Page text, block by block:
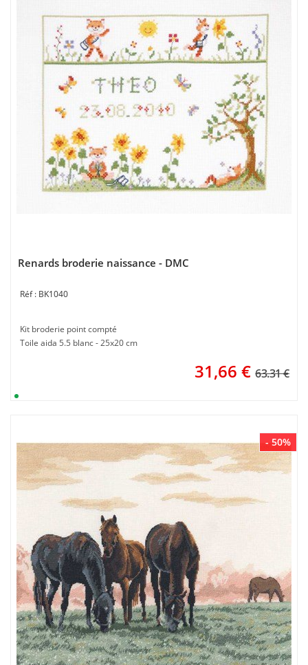
Renards broderie naissance - DMC
BK1040
Kit broderie point compté
Toile aida 5.5 blanc - 25x20 cm
31,66 € 63.31 €
- 50%